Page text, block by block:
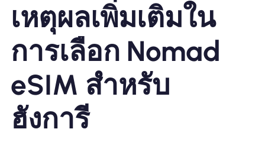
เหตุผลเพิ่มเติมใน
การเลือก Nomad
eSIM สำหรับ
ฮังการี